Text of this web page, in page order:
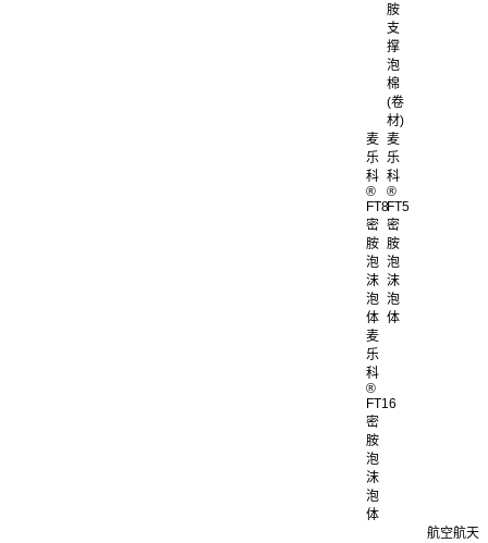
胺
支
撑
泡
棉
(卷
材)
麦
乐
科
®
FT8
密
胺
泡
沫
泡
体
麦
乐
科
®
FT5
密
胺
泡
沫
泡
体
麦
乐
科
®
FT16
密
胺
泡
沫
泡
体
航空航天